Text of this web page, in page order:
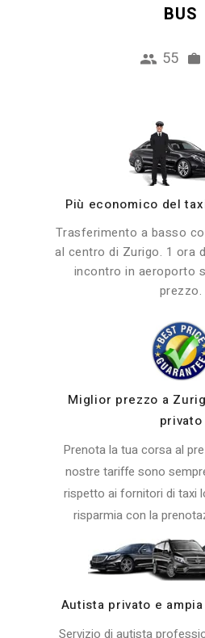
BUS
55
Più economico del
Trasferimento a basso
al centro di Zurigo. 1 ora
incontro in aeroporto
prezzo.
Miglior prezzo a
privato
Prenota la tua corsa al
nostre tariffe sono
rispetto ai fornitori di taxi
risparmia con la
Autista privato e
Servizio di autista